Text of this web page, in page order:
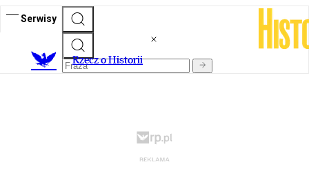
Serwisy
Rzecz o Historii